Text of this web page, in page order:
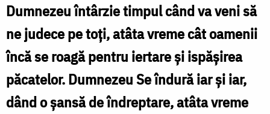
Foto:
Oana
Nechifor
Dumnezeu întârzie timpul când va veni să
ne judece pe toți, atâta vreme cât oamenii
încă se roagă pentru iertare și ispășirea
păcatelor. Dumnezeu Se îndură iar și iar,
dând o șansă de îndreptare, atâta vreme